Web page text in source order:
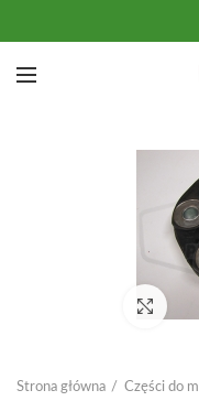
Strona główna Części do